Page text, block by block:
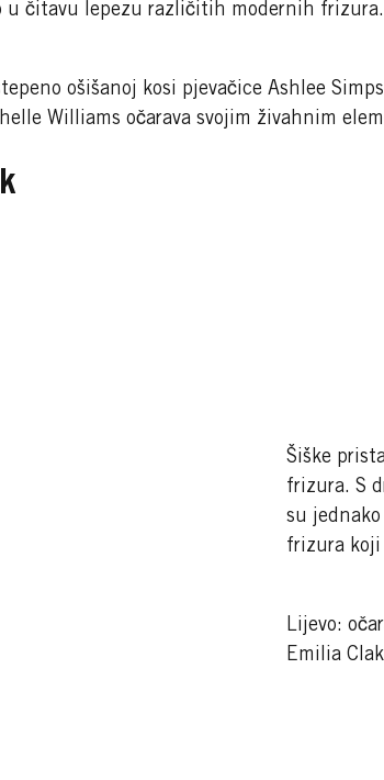
u čitavu lepezu različitih modernih frizura.
ošišanoj kosi pjevačice Ashlee
Williams očarava svojim živahnim
Šiške
frizura. S
su
frizura koji
Lijevo:
Emilia